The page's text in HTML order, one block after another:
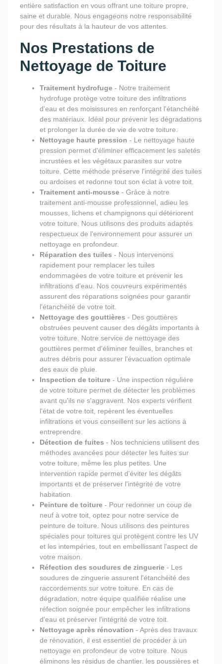
entière satisfaction en vous offrant une toiture propre,
saine et durable. Nous engageons notre responsabilité
pour des résultats à la hauteur de vos attentes.
Nos Prestations de
Nettoyage de Toiture
Traitement hydrofuge - Notre traitement
hydrofuge protège votre toiture des infiltrations
d'eau et des moisissures en renforçant l'étanchéité
des matériaux. Idéal pour prévenir les dégradations
et prolonger la durée de vie de votre toiture.
Nettoyage haute pression - Le nettoyage haute
pression permet d'éliminer efficacement les saletés
incrustées et les végétaux parasites sur votre
toiture. Cette méthode préserve l'intégrité des tuiles
ou ardoises et redonne tout son éclat à votre toit.
Traitement anti-mousse - Grâce à notre
traitement anti-mousse professionnel, adieu les
mousses, lichens et champignons qui détériorent
votre toiture. Nous utilisons des produits adaptés
respectueux de l'environnement pour assurer un
nettoyage en profondeur.
Réparation des tuiles - Nous intervenons
rapidement pour remplacer les tuiles
endommagées de votre toiture et prévenir les
infiltrations d'eau. Nos couvreurs expérimentés
assurent des réparations soignées pour garantir
l'étanchéité de votre toit.
Nettoyage des gouttières - Des gouttières
obstruées peuvent causer des dégâts importants à
votre toiture. Notre service de nettoyage des
gouttières permet d'éliminer feuilles, branches et
autres débris pour assurer l'évacuation optimale
des eaux de pluie.
Inspection de toiture - Une inspection régulière
de votre toiture permet de détecter les problèmes
avant qu'ils ne s'aggravent. Nos experts vérifient
l'état de votre toit, repèrent les éventuelles
infiltrations et vous conseillent sur les actions à
entreprendre.
Détection de fuites - Nos techniciens utilisent des
méthodes avancées pour détecter les fuites sur
votre toiture, même les plus petites. Une
intervention rapide permet d'éviter les dégâts
importants et de préserver l'intégrité de votre
habitation.
Peinture de toiture - Pour redonner un coup de
neuf à votre toit, optez pour notre service de
peinture de toiture. Nous utilisons des peintures
spéciales pour toitures qui protègent contre les UV
et les intempéries, tout en embellissant l'aspect de
votre maison.
Réfection des soudures de zinguerie - Les
soudures de zinguerie assurent l'étanchéité des
raccordements sur votre toiture. En cas de
dégradation, notre équipe qualifiée réalise une
réfection soignée pour empêcher les infiltrations
d'eau et préserver l'intégrité de votre toit.
Nettoyage après rénovation - Après des travaux
de rénovation, il est essentiel de procéder à un
nettoyage en profondeur de votre toiture. Nous
éliminons les résidus de chantier, les poussières et